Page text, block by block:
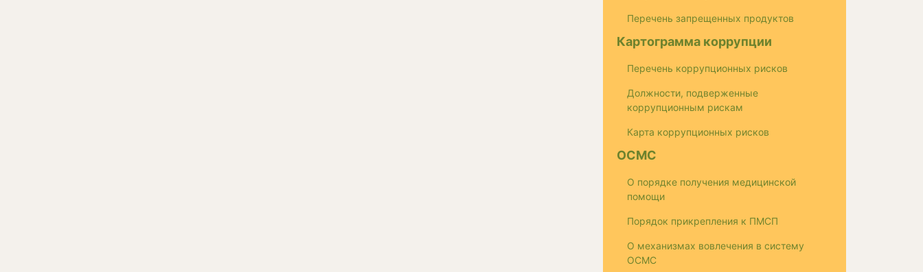
Перечень запрещенных продуктов
Картограмма коррупции
Перечень коррупционных рисков
Должности, подверженные
коррупционным рискам
Карта коррупционных рисков
ОСМС
О порядке получения медицинской
помощи
Порядок прикрепления к ПМСП
О механизмах вовлечения в систему
ОСМС